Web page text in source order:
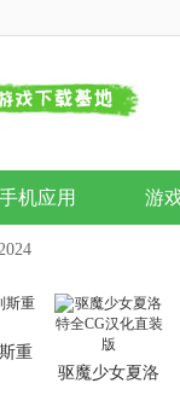
手机应用 游
重
驱魔少女夏洛